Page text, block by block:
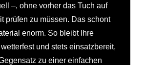
–, ohne vorher das Tuch auf
prüfen zu müssen. Das schont
enorm. So bleibt Ihre
und stets einsatzbereit,
zu einer einfachen